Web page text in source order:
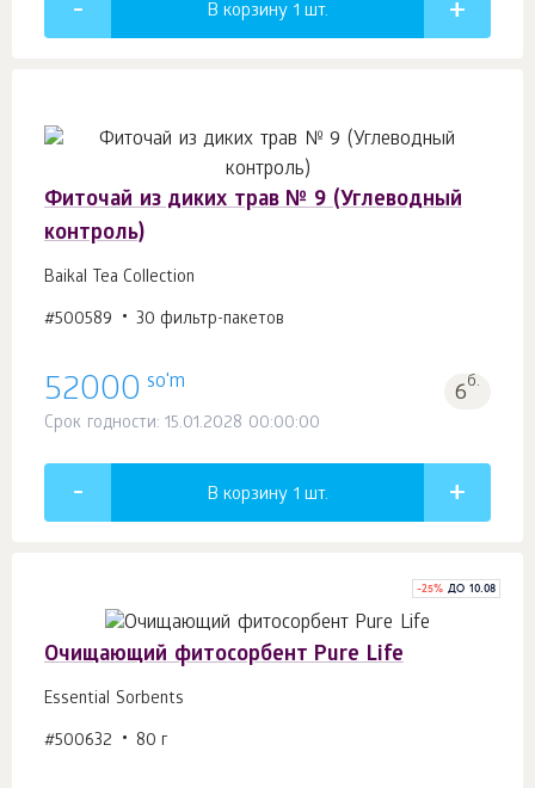
В корзину 1 шт.
Фиточай из диких трав № 9 (Углеводный
контроль)
Baikal Tea Collection
#500589 30 фильтр-пакетов
52000 so'm 6б.
Срок годности: 15.01.2028 00:00:00
В корзину 1 шт.
-25% ДО 10.08
Очищающий фитосорбент Pure Life
Essential Sorbents
#500632 80 г